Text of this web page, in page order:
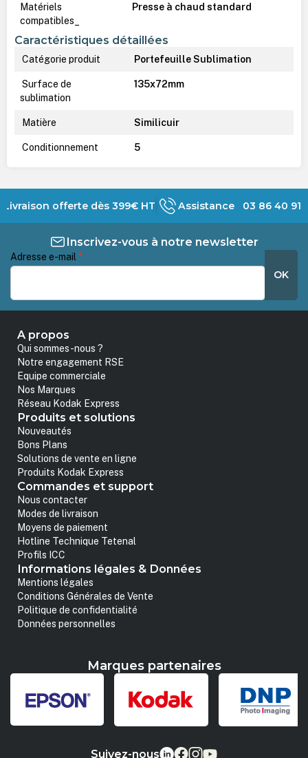
Matériels
compatibles_
Presse à chaud standard
Caractéristiques détaillées
Catégorie produit Portefeuille Sublimation
Surface de
sublimation
135x72mm
Matière Similicuir
Conditionnement 5
Livraison offerte dès 399€ HT Assistance 03 86 40 91
Inscrivez-vous à notre newsletter
Adresse e-mail *
OK
A propos
Qui sommes-nous ?
Notre engagement RSE
Equipe commerciale
Nos Marques
Réseau Kodak Express
Produits et solutions
Nouveautés
Bons Plans
Solutions de vente en ligne
Produits Kodak Express
Commandes et support
Nous contacter
Modes de livraison
Moyens de paiement
Hotline Technique Tetenal
Profils ICC
Informations légales & Données
Mentions légales
Conditions Générales de Vente
Politique de confidentialité
Données personnelles
Marques partenaires
Suivez-nous